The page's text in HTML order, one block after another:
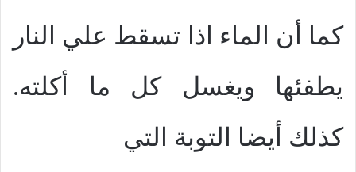
كما أن الماء اذا تسقط علي النار
يطفئها ويغسل كل ما أكلته.
كذلك أيضا التوبة التي